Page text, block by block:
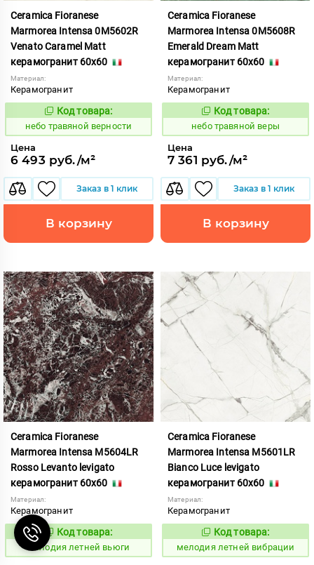
Ceramica Fioranese
Marmorea Intensa 0M5602R
Venato Caramel Matt
керамогранит 60x60
Материал:
Керамогранит
1122256
Код товара:
небо травяной верности
Цена
6 493 руб./м²
Заказ в 1 клик
В корзину
Ceramica Fioranese
Marmorea Intensa 0M5608R
Emerald Dream Matt
керамогранит 60x60
Материал:
Керамогранит
1122258
Код товара:
небо травяной веры
Цена
7 361 руб./м²
Заказ в 1 клик
В корзину
Ceramica Fioranese
Marmorea Intensa M5604LR
Rosso Levanto levigato
керамогранит 60x60
Материал:
Керамогранит
959014
Код товара:
мелодия летней вьюги
Ceramica Fioranese
Marmorea Intensa M5601LR
Bianco Luce levigato
керамогранит 60x60
Материал:
Керамогранит
959010
Код товара:
мелодия летней вибрации